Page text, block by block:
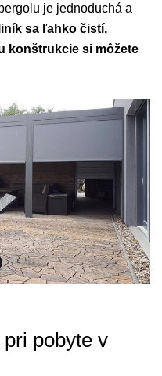
je jednoduchá a
sa ľahko čistí,
konštrukcie si môžete
pobyte v